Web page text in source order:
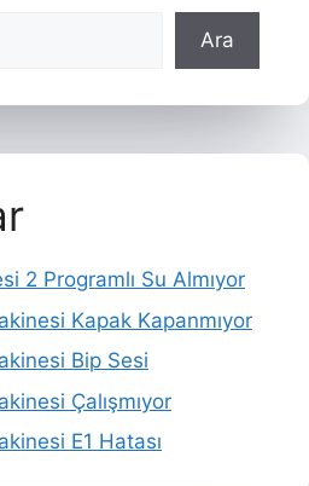
Ara
2 Programlı Su Almıyor
Kapak Kapanmıyor
Bip Sesi
Çalışmıyor
E1 Hatası